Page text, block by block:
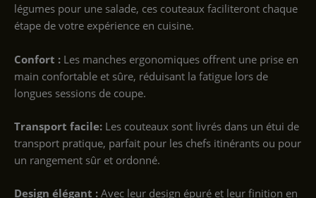
légumes pour une salade, ces couteaux faciliteront chaque
étape de votre expérience en cuisine.
Confort : Les manches ergonomiques offrent une prise en
main confortable et sûre, réduisant la fatigue lors de
longues sessions de coupe.
Transport facile: Les couteaux sont livrés dans un étui de
transport pratique, parfait pour les chefs itinérants ou pour
un rangement sûr et ordonné.
Design élégant : Avec leur design épuré et leur finition en